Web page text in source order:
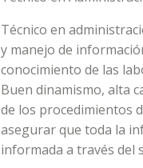
Técnico en
y manejo de
conocimiento de las
Buen dinamismo, alta
de los procedimientos
asegurar que toda la
informada a través del